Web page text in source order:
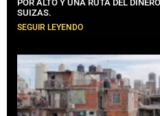
POR ALTO Y UNA RUTA DEL
SUIZAS.
SEGUIR LEYENDO